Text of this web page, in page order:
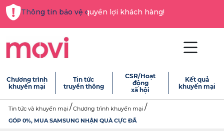
Thông tin bảo vệ quyền lợi khách hàng!
Chương trình
khuyến mại
Tin tức
truyền thông
CSR/Hoạt
động
xã hội
Kết quả
khuyến mại
Tin tức và khuyến mại
Chương trình khuyến mại
GÓP 0%, MUA SAMSUNG NHẬN QUÀ CỰC ĐÃ